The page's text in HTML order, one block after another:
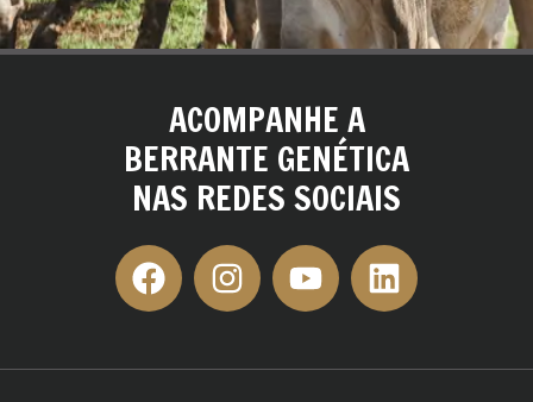
ACOMPANHE A
BERRANTE GENÉTICA
NAS REDES SOCIAIS